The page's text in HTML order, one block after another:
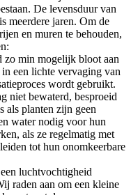
De levensduur van
meerdere jaren. Om de
en muren te behouden,
min mogelijk bloot aan
een lichte vervaging van
wordt gebruikt.
niet bewaterd, besproeid
als planten zijn geen
water nodig voor hun
als ze regelmatig met
tot hun onomkeerbare
luchtvochtigheid
raden aan om een kleine